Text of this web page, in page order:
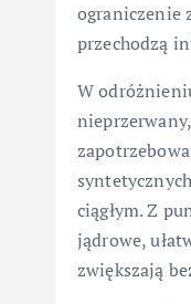
ograniczenie
przechodzą
W
ciągłym. Z
jądrowe,
zwiększają